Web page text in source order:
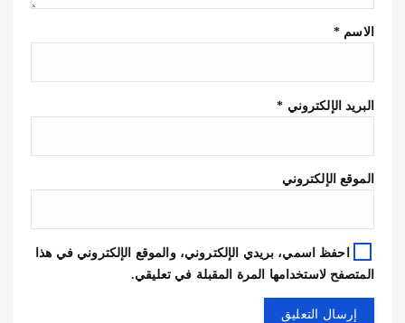
الاسم *
البريد الإلكتروني *
الموقع الإلكتروني
احفظ اسمي، بريدي الإلكتروني، والموقع الإلكتروني في هذا
المتصفح لاستخدامها المرة المقبلة في تعليقي.